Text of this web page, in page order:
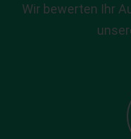
Wir bewerten Ihr